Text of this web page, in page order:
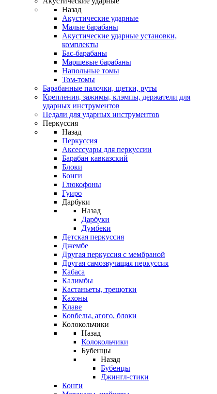
Назад
Акустические ударные
Mалые барабаны
Акустические ударные установки,
комплекты
Бас-барабаны
Маршевые барабаны
Напольные томы
Том-томы
Барабанные палочки, щетки, руты
Крепления, зажимы, клэмпы, держатели для
ударных инструментов
Педали для ударных инструментов
Перкуссия
Назад
Перкуссия
Аксессуары для перкуссии
Барабан кавказский
Блоки
Бонги
Глюкофоны
Гуиро
Дарбуки
Назад
Дарбуки
Думбеки
Детская перкуссия
Джембе
Другая перкуссия с мембраной
Другая самозвучащая перкуссия
Кабаса
Калимбы
Кастаньеты, трещотки
Кахоны
Клаве
Ковбелы, агого, блоки
Колокольчики
Назад
Колокольчики
Бубенцы
Назад
Бубенцы
Джингл-стики
Конги